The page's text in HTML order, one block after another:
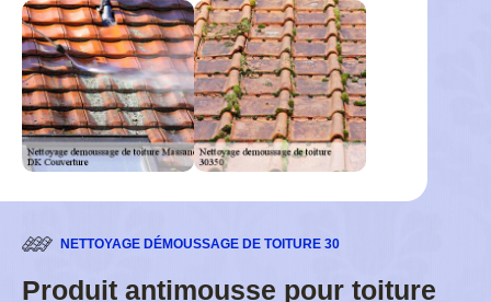
NETTOYAGE DÉMOUSSAGE DE TOITURE 30
Produit antimousse pour toiture